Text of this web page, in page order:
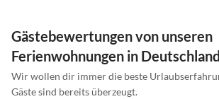
Gästebewertungen von unseren
Ferienwohnungen in Deutschland
Wir wollen dir immer die beste
Gäste sind bereits überzeugt.